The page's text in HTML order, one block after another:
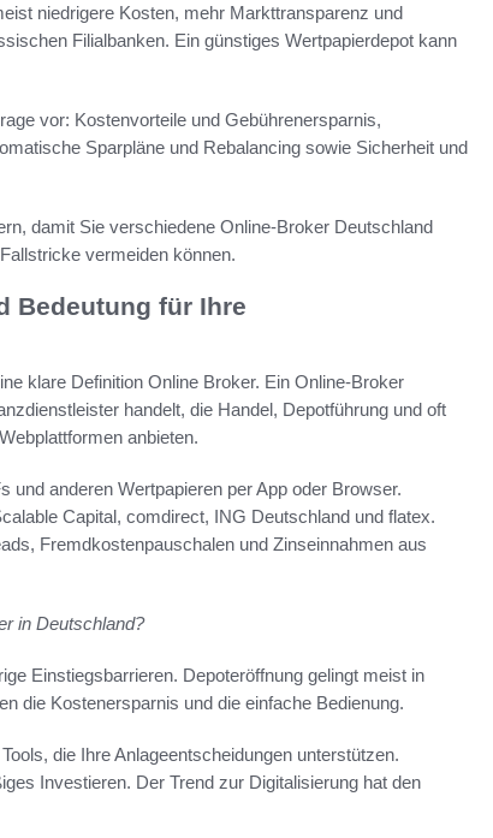
niedrigere Kosten, mehr Markttransparenz und
Filialbanken. Ein günstiges Wertpapierdepot kann
vor: Kostenvorteile und Gebührenersparnis,
Sparpläne und Rebalancing sowie Sicherheit und
damit Sie verschiedene Online-Broker Deutschland
vermeiden können.
Bedeutung für Ihre
klare Definition Online Broker. Ein Online-Broker
handelt, die Handel, Depotführung und oft
anbieten.
und anderen Wertpapieren per App oder Browser.
Capital, comdirect, ING Deutschland und flatex.
Fremdkostenpauschalen und Zinseinnahmen aus
in Deutschland?
Einstiegsbarrieren. Depoteröffnung gelingt meist in
die Kostenersparnis und die einfache Bedienung.
die Ihre Anlageentscheidungen unterstützen.
Investieren. Der Trend zur Digitalisierung hat den